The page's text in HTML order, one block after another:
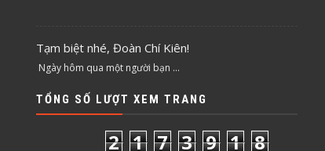
Tạm biệt nhé, Đoàn Chí Kiên!
Ngày hôm qua một người bạn ...
TỔNG SỐ LƯỢT XEM TRANG
2 1 7 3 9 1 8